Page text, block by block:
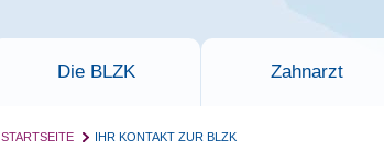
Die BLZK Zahnarzt
STARTSEITE IHR KONTAKT ZUR BLZK